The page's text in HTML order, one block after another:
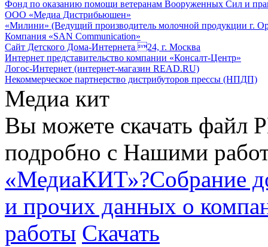
Фонд по оказанию помощи ветеранам Вооруженных Сил и
ООО «Медиа Дистрибьюшен»
«Милини» (Ведущий производитель молочной продукции г.
Компания «SAN Communication»
Сайт Детского Дома-Интернета 24, г. Москва
Интернет представительство компании «Консалт-Центр»
Логос-Интернет (интернет-магазин READ.RU)
Некоммерческое партнерство дистрибуторов прессы (НПДП)
Медиа кит
Вы можете скачать файл
подробно с Нашими
«МедиаКИТ»?Собрание
и прочих данных о
работы Скачать